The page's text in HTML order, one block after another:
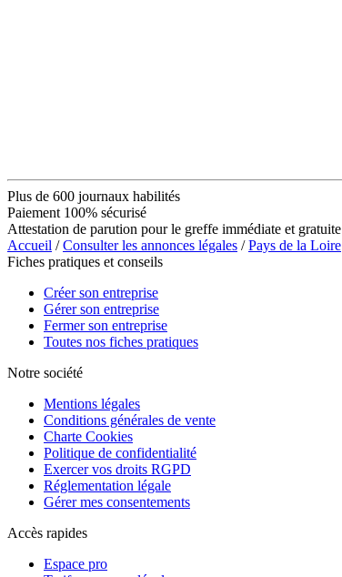
Plus de 600 journaux habilités
Paiement 100% sécurisé
Attestation de parution pour le greffe immédiate et gratuite
Accueil /Consulter les annonces légales /Pays de la Loire
Fiches pratiques et conseils
Créer son entreprise
Gérer son entreprise
Fermer son entreprise
Toutes nos fiches pratiques
Notre société
Mentions légales
Conditions générales de vente
Charte Cookies
Politique de confidentialité
Exercer vos droits RGPD
Réglementation légale
Gérer mes consentements
Accès rapides
Espace pro